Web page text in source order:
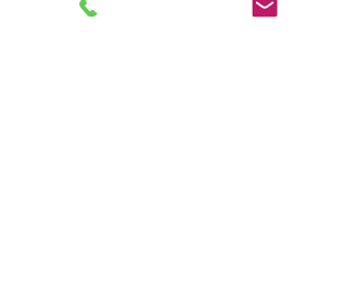
Egenskaper: